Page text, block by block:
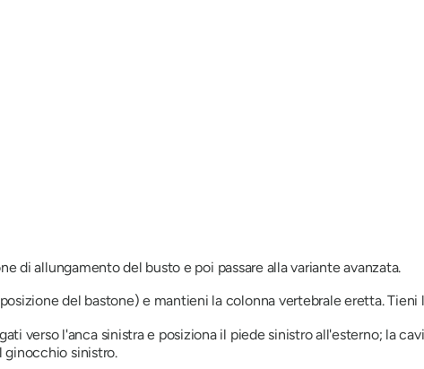
di allungamento del busto e poi passare alla variante avanzata.
del bastone) e mantieni la colonna vertebrale eretta. Tieni
verso l'anca sinistra e posiziona il piede sinistro all'esterno; la
ginocchio sinistro.